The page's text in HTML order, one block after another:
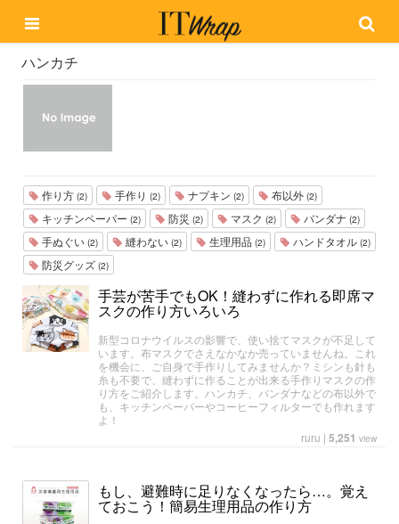
ハンカチ
作り方 (2) 手作り (2) ナプキン (2) 布以外 (2)
キッチンペーパー (2) 防災 (2) マスク (2) バンダナ (2)
手ぬぐい (2) 縫わない (2) 生理用品 (2) ハンドタオル (2)
防災グッズ (2)
手芸が苦手でもOK！縫わずに作れる即席マ
スクの作り方いろいろ
新型コロナウイルスの影響で、使い捨てマスクが不足して
います。布マスクでさえなかなか売っていませんね。これ
を機会に、ご自身で手作りしてみませんか？ミシンも針も
糸も不要で、縫わずに作ることが出来る手作りマスクの作
り方をご紹介します。ハンカチ、バンダナなどの布以外で
も、キッチンペーパーやコーヒーフィルターでも作れます
よ！
ruru | 5,251 view
もし、避難時に足りなくなったら…。覚え
ておこう！簡易生理用品の作り方